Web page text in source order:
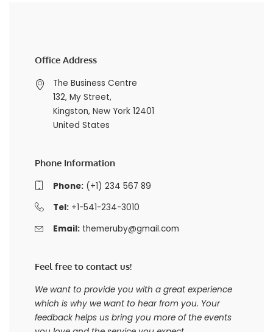
Office Address
The Business Centre
132, My Street,
Kingston, New York 12401
United States
Phone Information
Phone:(+1) 234 567 89
Tel:+1-541-234-3010
Email: themeruby@gmail.com
Feel free to contact us!
We want to provide you with a great experience
which is why we want to hear from you. Your
feedback helps us bring you more of the events